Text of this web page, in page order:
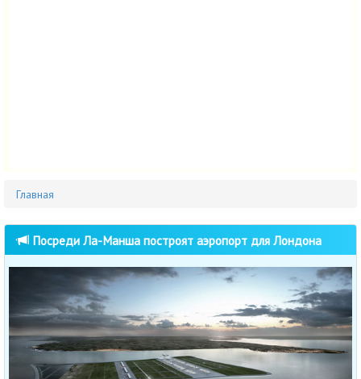
Главная
Посреди Ла-Манша построят аэропорт для Лондона